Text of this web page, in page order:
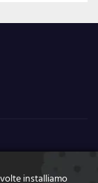
installiamo